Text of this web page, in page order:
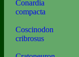
Conardia
compacta
Coscinodon
cribrosus